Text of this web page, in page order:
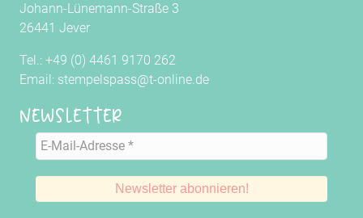
Johann-Lünemann-Straße 3
26441 Jever
Tel.: +49 (0) 4461 9170 262
Email: stempelspass@t-online.de
Newsletter